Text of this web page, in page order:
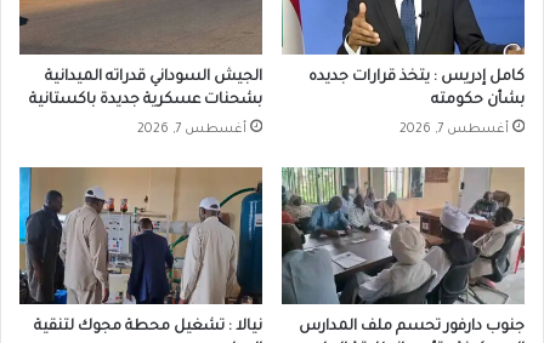
كامل إدريس : يتخذ قرارات جديده
بشأن حكومته
أغسطس 7, 2026
الجيش السوداني قدراته الميدانية
بشحنات عسكرية جديدة باكستانية
أغسطس 7, 2026
جنوب دارفور تحسم ملف المدارس
نيالا : تشغيل محطة مجوك لتنقية